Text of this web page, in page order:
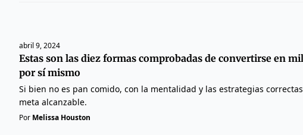
abril 9, 2024
Estas son las diez formas comprobadas de convertirse en
por sí mismo
Si bien no es pan comido, con la mentalidad y las estrategias
meta alcanzable.
Por Melissa Houston